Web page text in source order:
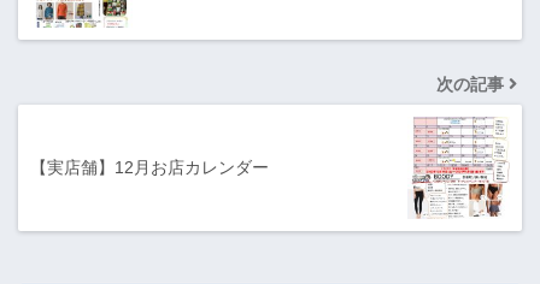
次の記事
【実店舗】12月お店カレンダー